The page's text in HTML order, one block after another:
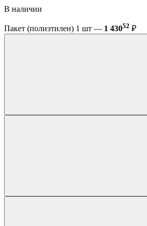
В наличии
Пакет (полиэтилен) 1 шт — 1 43052 ₽